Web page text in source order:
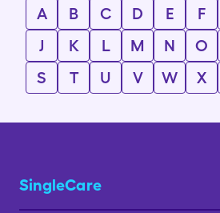
A B C D E F
J
K L M N O
S
T U V W X
SingleCare